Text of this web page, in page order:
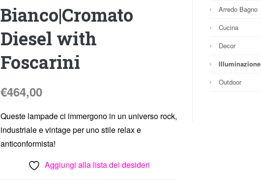
Bianco|Cromato
Diesel with
Foscarini
€464,00
Queste lampade ci immergono in un universo rock,
industriale e vintage per uno stile relax e
anticonformista!
Aggiungi alla lista dei desideri
Arredo Bagno
Cucina
Decor
Illuminazione
Outdoor